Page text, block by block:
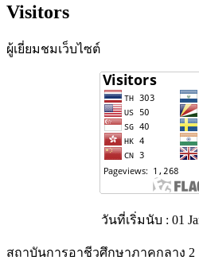
Visitors
ผู้เยี่ยมชมเว็บไซต์
วันที่เริ่มนับ : 01
สถาบันการอาชีวศึกษาภาคกลาง 2